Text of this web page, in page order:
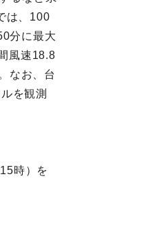
は、100
分に最大
風速18.8
なお、台
を観測
時）を